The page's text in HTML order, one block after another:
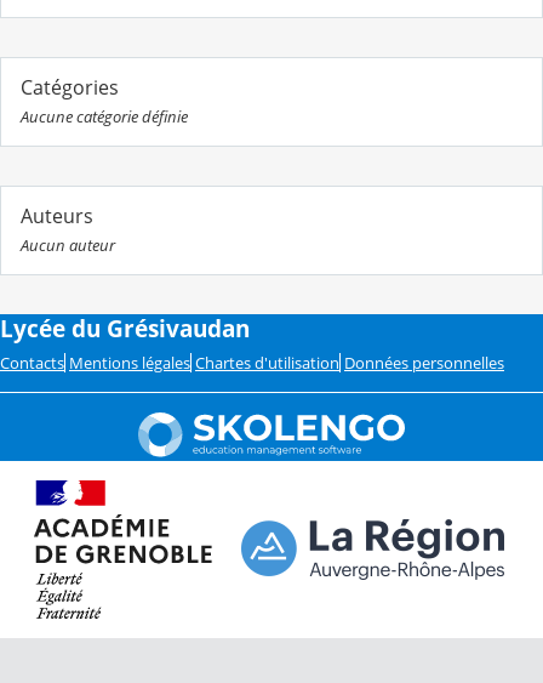
Catégories
Aucune catégorie définie
Auteurs
Aucun auteur
Lycée du Grésivaudan
Contacts Mentions légales Chartes d'utilisation Données personnelles